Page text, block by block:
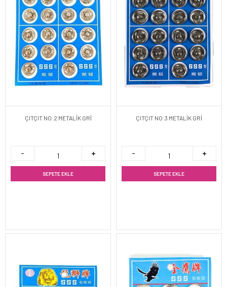
ÇITÇIT NO:2 METALİK GRİ
SEPETE EKLE
ÇITÇIT NO:3 METALİK GRİ
SEPETE EKLE